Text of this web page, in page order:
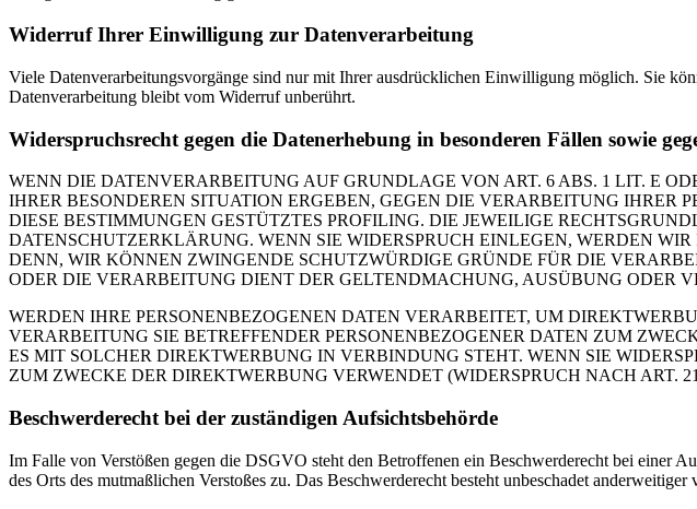
Widerruf Ihrer Einwilligung zur Datenverarbeitung
Viele Datenverarbeitungsvorgänge sind nur mit Ihrer ausdrücklichen Einwilligung möglich. Sie
Datenverarbeitung bleibt vom Widerruf unberührt.
Widerspruchsrecht gegen die Datenerhebung in besonderen Fällen sowie
WENN DIE DATENVERARBEITUNG AUF GRUNDLAGE VON ART. 6 ABS. 1 LIT. E
IHRER BESONDEREN SITUATION ERGEBEN, GEGEN DIE VERARBEITUNG IHRER
DIESE BESTIMMUNGEN GESTÜTZTES PROFILING. DIE JEWEILIGE
DATENSCHUTZERKLÄRUNG. WENN SIE WIDERSPRUCH EINLEGEN, WERDEN
DENN, WIR KÖNNEN ZWINGENDE SCHUTZWÜRDIGE GRÜNDE FÜR DIE
ODER DIE VERARBEITUNG DIENT DER GELTENDMACHUNG, AUSÜBUNG ODER
WERDEN IHRE PERSONENBEZOGENEN DATEN VERARBEITET, UM
VERARBEITUNG SIE BETREFFENDER PERSONENBEZOGENER DATEN ZUM
ES MIT SOLCHER DIREKTWERBUNG IN VERBINDUNG STEHT. WENN SIE
ZUM ZWECKE DER DIREKTWERBUNG VERWENDET (WIDERSPRUCH NACH ART.
Beschwerde­recht bei der zuständigen Aufsichts­behörde
Im Falle von Verstößen gegen die DSGVO steht den Betroffenen ein Beschwerderecht bei einer
des Orts des mutmaßlichen Verstoßes zu. Das Beschwerderecht besteht unbeschadet